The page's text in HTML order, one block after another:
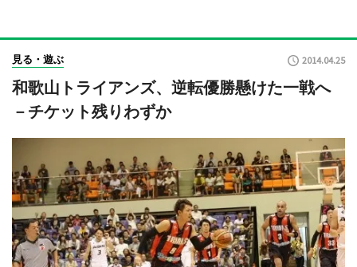
見る・遊ぶ 2014.04.25
和歌山トライアンズ、逆転優勝懸けた一戦へ
－チケット残りわずか